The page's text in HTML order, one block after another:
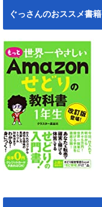
ぐっさんのおススメ書籍